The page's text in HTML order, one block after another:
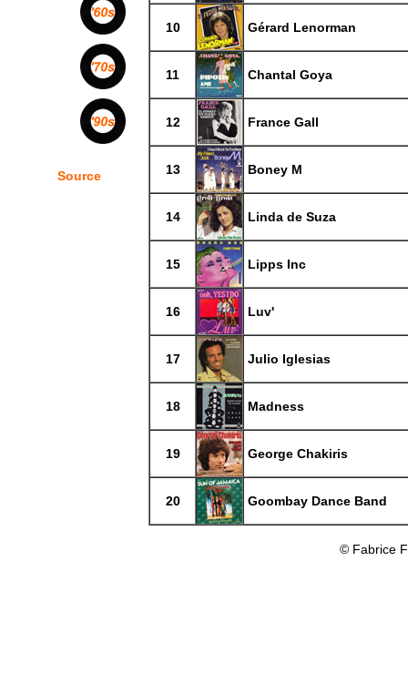
Source
10 Gérard Lenorman
11 Chantal Goya
12 France Gall
13 Boney M
14 Linda de Suza
15 Lipps Inc
16 Luv'
17 Julio Iglesias
18 Madness
19 George Chakiris
20 Goombay Dance Band
© Fabrice